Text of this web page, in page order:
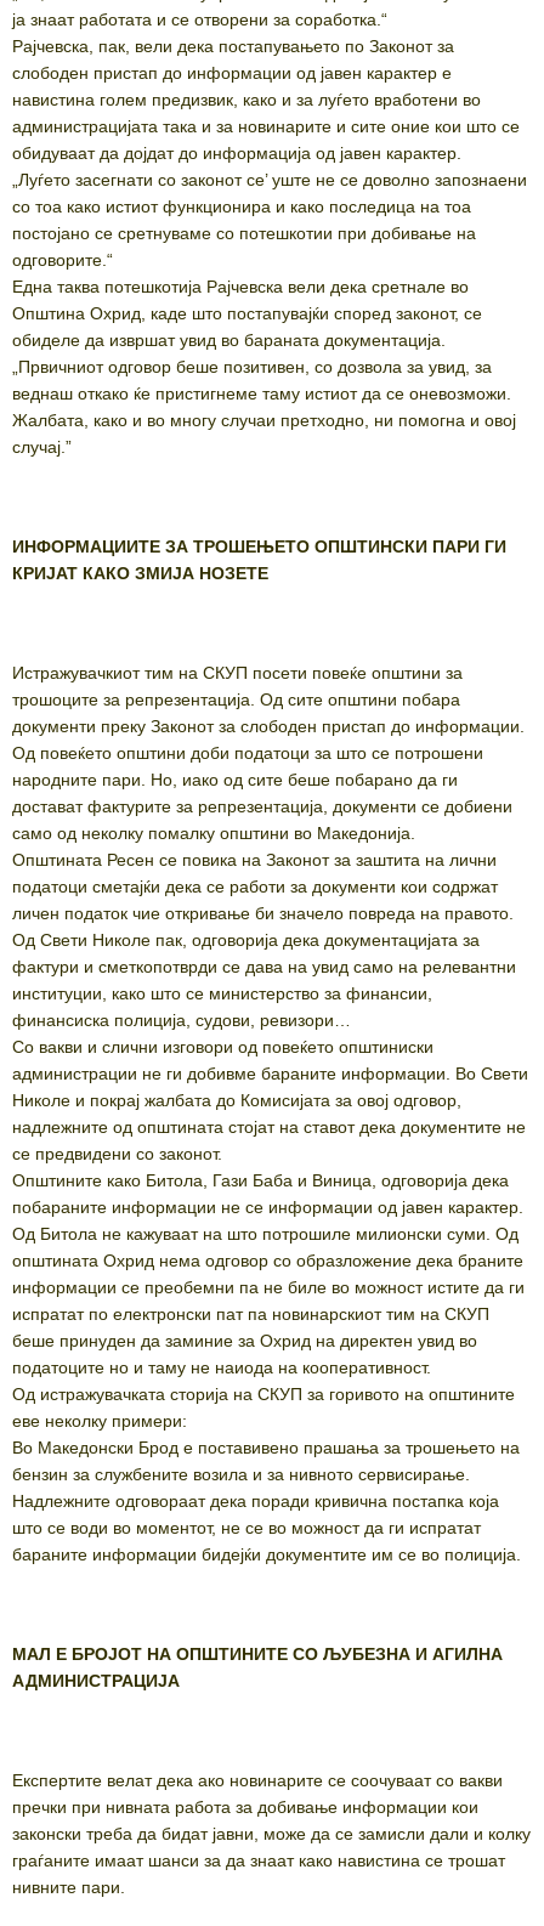
ја знаат работата и се отворени за соработка.“
Рајчевска, пак, вели дека постапувањето по Законот за
слободен пристап до информации од јавен карактер е
навистина голем предизвик, како и за луѓето вработени во
администрацијата така и за новинарите и сите оние кои што се
обидуваат да дојдат до информација од јавен карактер.
„Луѓето засегнати со законот се’ уште не се доволно запознаени
со тоа како истиот функционира и како последица на тоа
постојано се сретнуваме со потешкотии при добивање на
одговорите.“
Една таква потешкотија Рајчевска вели дека сретнале во
Општина Охрид, каде што постапувајќи според законот, се
обиделе да извршат увид во бараната документација.
„Првичниот одговор беше позитивен, со дозвола за увид, за
веднаш откако ќе пристигнеме таму истиот да се оневозможи.
Жалбата, како и во многу случаи претходно, ни помогна и овој
случај.”
ИНФОРМАЦИИТЕ ЗА ТРОШЕЊЕТО ОПШТИНСКИ ПАРИ ГИ
КРИЈАТ КАКО ЗМИЈА НОЗЕТЕ
Истражувачкиот тим на СКУП посети повеќе општини за
трошоците за репрезентација. Од сите општини побара
документи преку Законот за слободен пристап до информации.
Од повеќето општини доби податоци за што се потрошени
народните пари. Но, иако од сите беше побарано да ги
достават фактурите за репрезентација, документи се добиени
само од неколку помалку општини во Македонија.
Општината Ресен се повика на Законот за заштита на лични
податоци сметајќи дека се работи за документи кои содржат
личен подaток чие откривање би значело повреда на правото.
Од Свети Николе пак, одговорија дека документацијата за
фактури и сметкопотврди се дава на увид само на релевантни
институции, како што се министерство за финансии,
финансиска полиција, судови, ревизори…
Со вакви и слични изговори од повеќето општиниски
администрации не ги добивме бараните информации. Во Свети
Николе и покрај жалбата до Комисијата за овој одговор,
надлежните од општината стојат на ставот дека документите не
се предвидени со законот.
Општините како Битола, Гази Баба и Виница, одговориja дека
побараните информации не се информации од јавен карактер.
Од Битола не кажуваат на што потрошиле милионски суми. Од
општината Охрид нема одговор со образложение дека браните
информации се преобемни па не биле во можност истите да ги
испратат по електронски пат па новинарскиот тим на СКУП
беше принуден да заминие за Охрид на директен увид во
податоците но и таму не наиода на кооперативност.
Од истражувачката сторија на СКУП за горивото на општините
еве неколку примери:
Во Македонски Брод е поставивено прашања за трошењето на
бензин за службените возила и за нивното сервисирање.
Надлежните одговораат дека поради кривична постапка која
што се води во моментот, не се во можност да ги испратат
бараните информации бидејќи документите им се во полиција.
МАЛ Е БРОЈОТ НА ОПШТИНИТЕ СО ЉУБЕЗНА И АГИЛНА
АДМИНИСТРАЦИЈА
Експертите велат дека ако новинарите се соочуваат со вакви
пречки при нивната работа за добивање информации кои
законски треба да бидат јавни, може да се замисли дали и колку
граѓаните имаат шанси за да знаат како навистина се трошат
нивните пари.